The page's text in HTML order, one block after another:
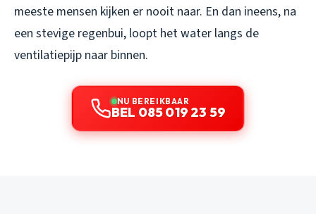
meeste mensen kijken er nooit naar. En dan ineens, na
een stevige regenbui, loopt het water langs de
ventilatiepijp naar binnen.
NU BEREIKBAAR
BEL 085 019 23 59